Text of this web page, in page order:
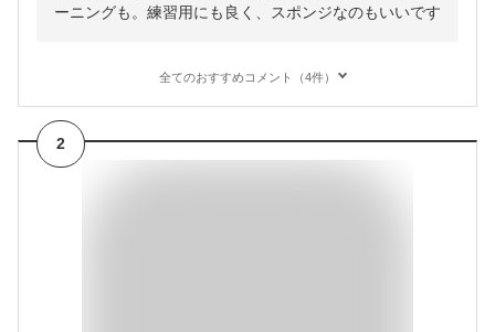
ーニングも。練習用にも良く、スポンジなのもいいです
全てのおすすめコメント（4件）
2